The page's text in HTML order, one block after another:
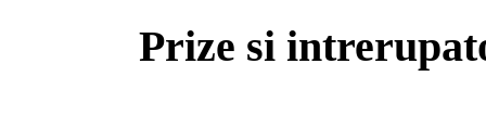
Prize si